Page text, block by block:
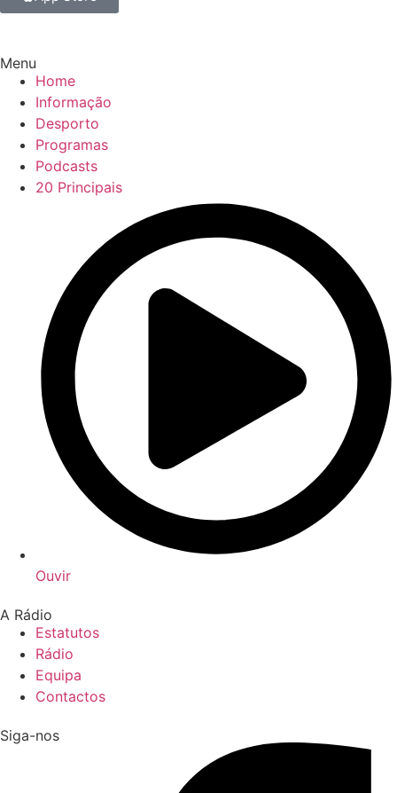
Menu
Home
Informação
Desporto
Programas
Podcasts
20 Principais
Ouvir
A Rádio
Estatutos
Rádio
Equipa
Contactos
Siga-nos